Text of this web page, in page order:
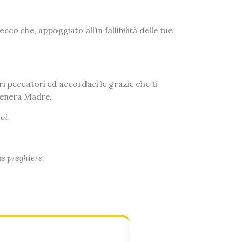
che, appoggiato all’in fallibilità delle tue
peccatori ed accordaci le grazie che ti
Madre.
preghiere.